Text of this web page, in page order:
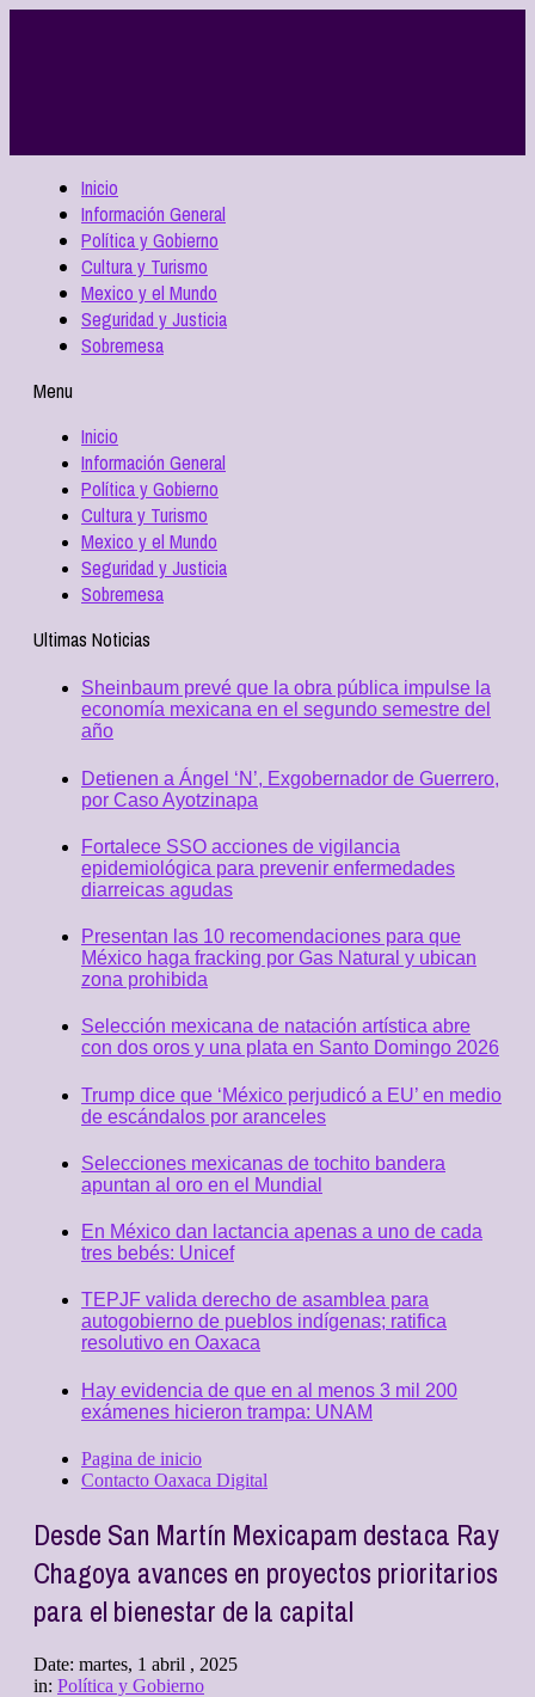
Inicio
Información General
Política y Gobierno
Cultura y Turismo
Mexico y el Mundo
Seguridad y Justicia
Sobremesa
Menu
Inicio
Información General
Política y Gobierno
Cultura y Turismo
Mexico y el Mundo
Seguridad y Justicia
Sobremesa
Ultimas Noticias
Sheinbaum prevé que la obra pública impulse la
economía mexicana en el segundo semestre del
año
Detienen a Ángel ‘N’, Exgobernador de Guerrero,
por Caso Ayotzinapa
Fortalece SSO acciones de vigilancia
epidemiológica para prevenir enfermedades
diarreicas agudas
Presentan las 10 recomendaciones para que
México haga fracking por Gas Natural y ubican
zona prohibida
Selección mexicana de natación artística abre
con dos oros y una plata en Santo Domingo 2026
Trump dice que ‘México perjudicó a EU’ en medio
de escándalos por aranceles
Selecciones mexicanas de tochito bandera
apuntan al oro en el Mundial
En México dan lactancia apenas a uno de cada
tres bebés: Unicef
TEPJF valida derecho de asamblea para
autogobierno de pueblos indígenas; ratifica
resolutivo en Oaxaca
Hay evidencia de que en al menos 3 mil 200
exámenes hicieron trampa: UNAM
Pagina de inicio
Contacto Oaxaca Digital
Desde San Martín Mexicapam destaca Ray
Chagoya avances en proyectos prioritarios
para el bienestar de la capital
Date: martes, 1 abril , 2025
in: Política y Gobierno